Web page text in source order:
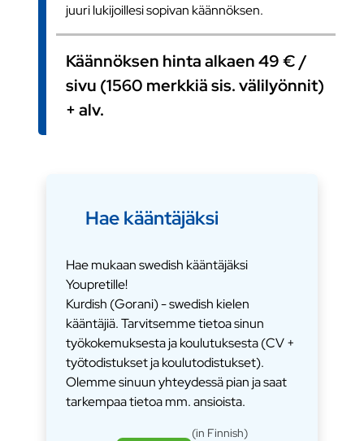
juuri lukijoillesi sopivan käännöksen.
Käännöksen hinta alkaen 49 € /
sivu (1560 merkkiä sis. välilyönnit)
+ alv.
Hae kääntäjäksi
Hae mukaan swedish kääntäjäksi
Youpretille!
Kurdish (Gorani) - swedish kielen
kääntäjiä. Tarvitsemme tietoa sinun
työkokemuksesta ja koulutuksesta (CV +
työtodistukset ja koulutodistukset).
Olemme sinuun yhteydessä pian ja saat
tarkempaa tietoa mm. ansioista.
(in Finnish)